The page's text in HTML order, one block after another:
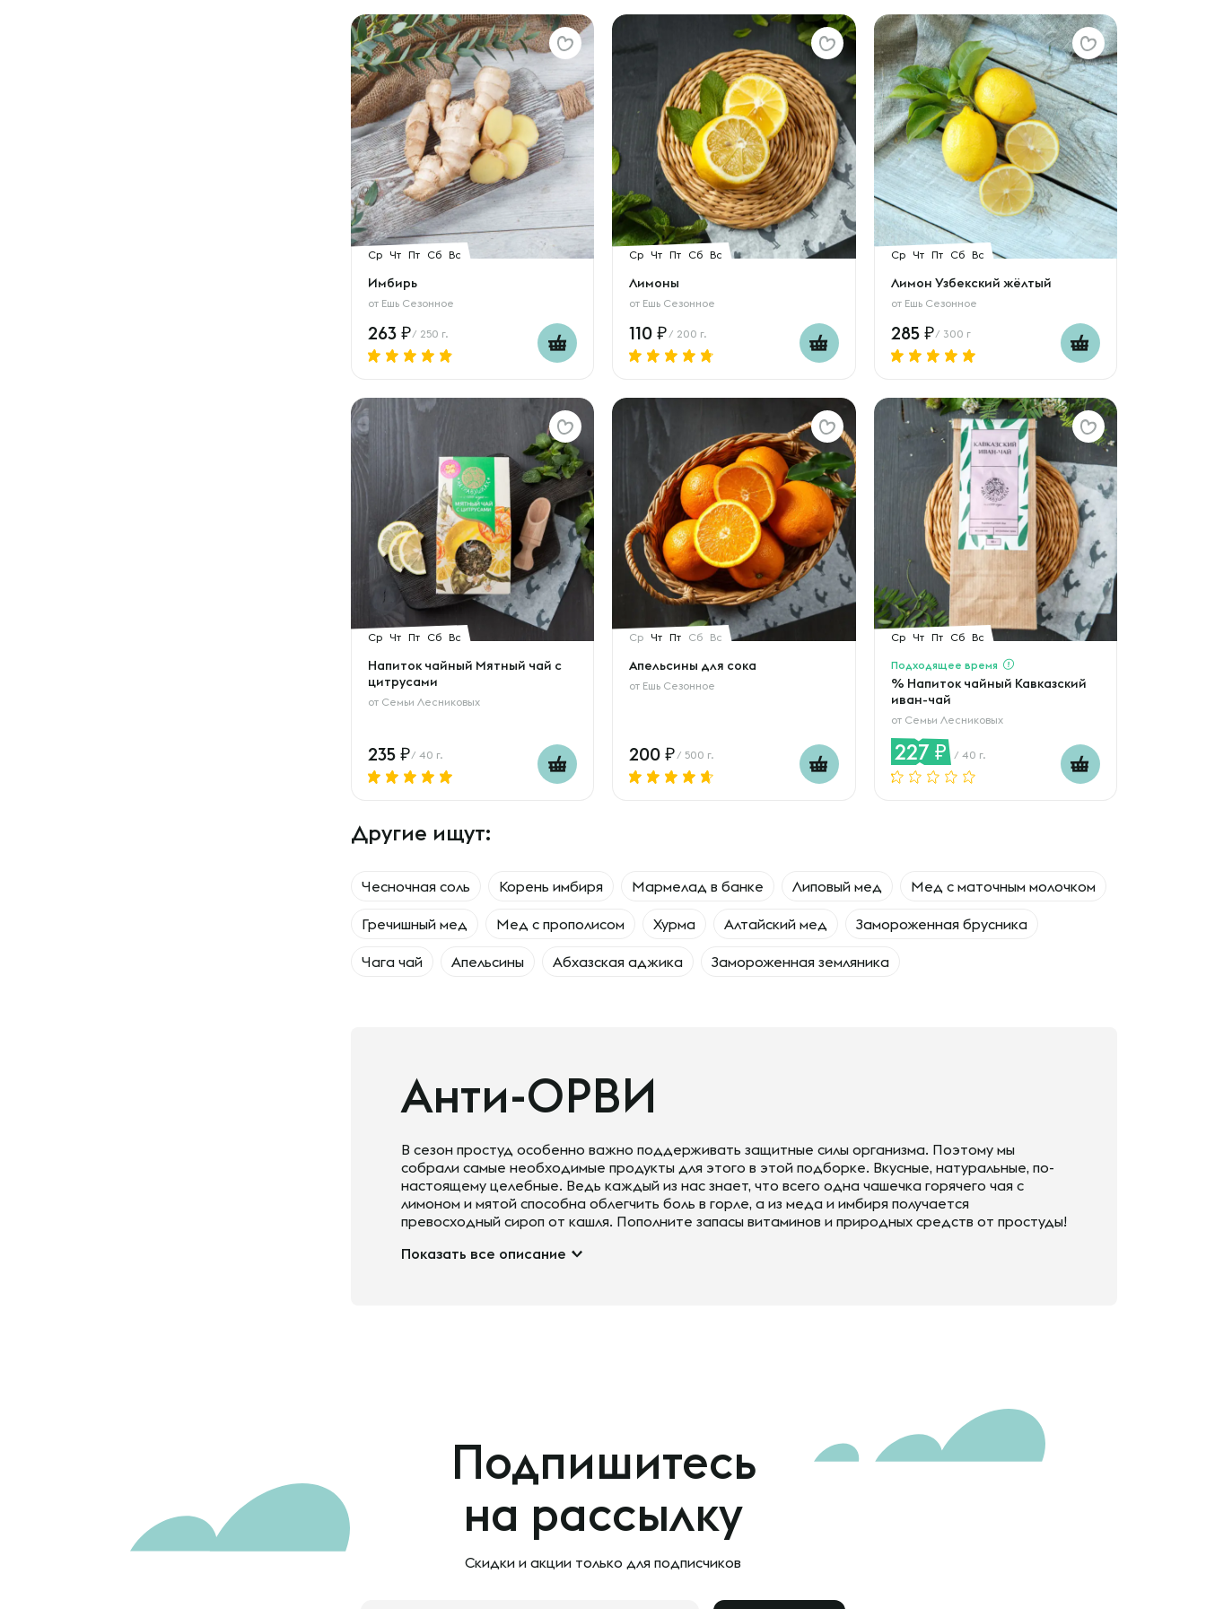
Ср Чт Пт Сб Вс
Имбирь
от Ешь Сезонное
263 / 250 г.
Ср Чт Пт Сб Вс
Лимоны
от Ешь Сезонное
110 / 200 г.
Ср Чт Пт Сб Вс
Лимон Узбекский жёлтый
от Ешь Сезонное
285 / 300 г
Ср Чт Пт Сб Вс
Напиток чайный Мятный чай с
цитрусами
от Семьи Лесниковых
235 / 40 г.
Ср Чт Пт Сб Вс
Апельсины для сока
от Ешь Сезонное
200 / 500 г.
Ср Чт Пт Сб Вс
Подходящее время
% Напиток чайный Кавказский
иван-чай
от Семьи Лесниковых
227 / 40 г.
Другие ищут:
Чесночная соль Корень имбиря Мармелад в банке Липовый мед Мед с маточным молочком
Гречишный мед Мед с прополисом Хурма Алтайский мед Замороженная брусника
Чага чай Апельсины Абхазская аджика Замороженная земляника
Анти-ОРВИ
В сезон простуд особенно важно поддерживать защитные силы организма. Поэтому мы
собрали самые необходимые продукты для этого в этой подборке. Вкусные, натуральные, по-
настоящему целебные. Ведь каждый из нас знает, что всего одна чашечка горячего чая с
лимоном и мятой способна облегчить боль в горле, а из меда и имбиря получается
превосходный сироп от кашля. Пополните запасы витаминов и природных средств от простуды!
Показать все описание
Подпишитесь
на рассылку
Скидки и акции только для подписчиков